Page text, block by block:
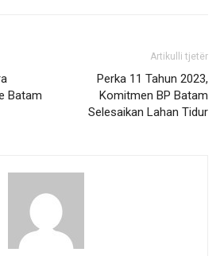
Batam
Artikulli tjetër
Perka 11 Tahun 2023,
Komitmen BP Batam
Selesaikan Lahan Tidur